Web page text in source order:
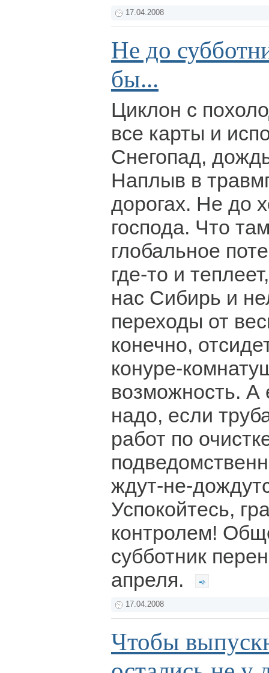
17.04.2008
Не до
бы...
Циклон с
все карты и
Снегопад,
Наплыв в
дорогах. Не до
господа. Что
глобальное
где-то и
нас Сибирь и
переходы от
конечно,
конуре-
возможность. А
надо, если
работ по
ждут-не-
Успокойтесь,
контролем!
субботник
апреля.
17.04.2008
Чтобы